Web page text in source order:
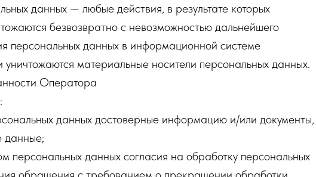
данных — любые действия, в результате которых
безвозвратно с невозможностью дальнейшего
персональных данных в информационной системе
материальные носители персональных данных.
Оператора
данных достоверные информацию и/или документы,
данные;
персональных данных согласия на обработку персональных